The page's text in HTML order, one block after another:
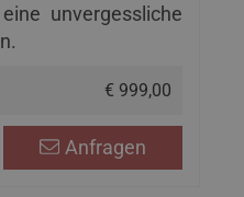
unvergessliche
€ 999,00
Anfragen